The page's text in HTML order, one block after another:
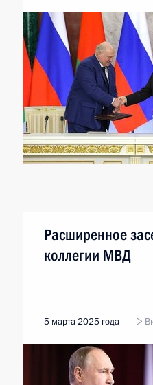
Расширенное
коллегии МВД
5 марта 2025 года